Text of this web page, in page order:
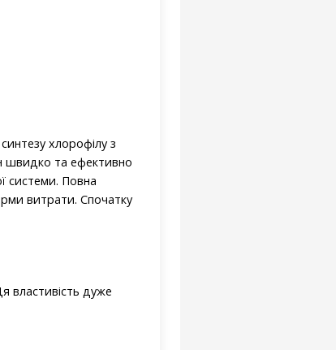
хлорофілу з
швидко та ефективно
системи. Повна
витрати. Спочатку
властивість дуже